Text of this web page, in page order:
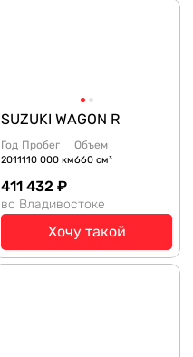
SUZUKI WAGON R
Год
2011
Пробег
110 000 км
Объем
660 см³
411 432 ₽
во Владивостоке
Хочу такой